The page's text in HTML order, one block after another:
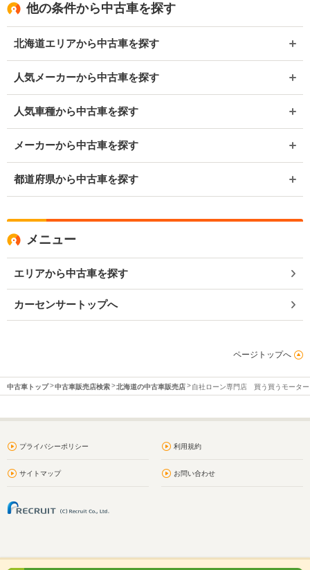
他の条件から中古車を探す
北海道エリアから中古車を探す
人気メーカーから中古車を探す
人気車種から中古車を探す
メーカーから中古車を探す
都道府県から中古車を探す
メニュー
エリアから中古車を探す
カーセンサートップへ
ページトップへ
中古車トップ 中古車販売店検索 北海道の中古車販売店 自社ローン専門店 買う買うモータ
プライバシーポリシー 利用規約
サイトマップ お問い合わせ